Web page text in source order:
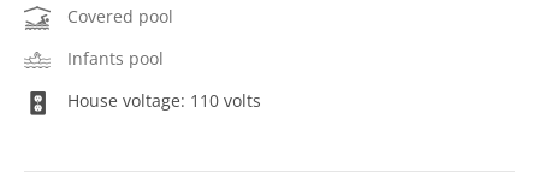
Covered pool
Infants pool
House voltage: 110 volts